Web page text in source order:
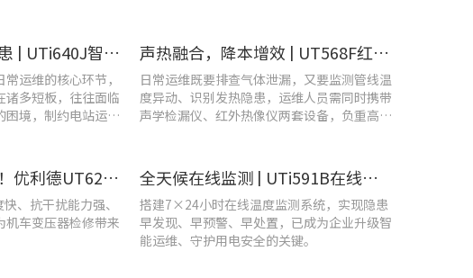
​精准排查设备热隐患 | UTi640J智能型红外热成像仪赋能光伏电站高效运维
运维的核心环节，
诸多短板，往往面临
境，制约电站运维
声热融合，降本增效 | UT568F红外声成像仪，以智能巡检筑牢气体厂区安全屏障
日常运维既要排查气体泄漏，又要监测管线温
度异动、识别发热隐患，运维人员需同时携带
声学检漏仪、红外热像仪两套设备，负重高、
守护机车“心脏”！优利德UT620T助力HXD3C主变压器高效检修
、抗干扰能力强、
机车变压器检修带来
全天候在线监测 | UTi591B在线式红外热成像仪助力配电运维智能化转型
搭建7×24小时在线温度监测系统，实现隐患
早发现、早预警、早处置，已成为企业升级智
能运维、守护用电安全的关键。